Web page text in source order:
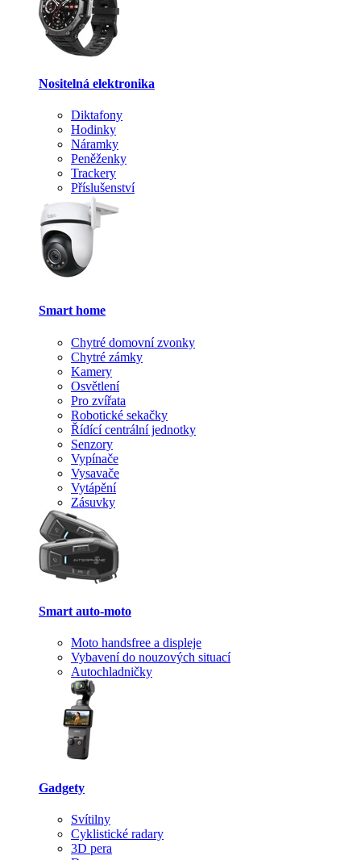
Nositelná elektronika
Diktafony
Hodinky
Náramky
Peněženky
Trackery
Příslušenství
Smart home
Chytré domovní zvonky
Chytré zámky
Kamery
Osvětlení
Pro zvířata
Robotické sekačky
Řídící centrální jednotky
Senzory
Vypínače
Vysavače
Vytápění
Zásuvky
Smart auto-moto
Moto handsfree a displeje
Vybavení do nouzových situací
Autochladničky
Gadgety
Svítilny
Cyklistické radary
3D pera